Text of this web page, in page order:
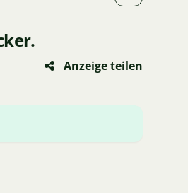
Anzeige teilen